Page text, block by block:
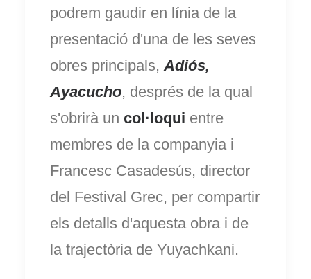
podrem gaudir en línia de la
presentació d'una de les seves
obres principals,Adiós,
Ayacucho, després de la qual
s'obrirà un col·loqui entre
membres de la companyia i
Francesc Casadesús, director
del Festival Grec, per compartir
els detalls d'aquesta obra i de
la trajectòria de Yuyachkani.